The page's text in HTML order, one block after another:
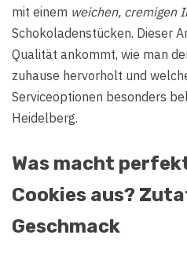
mit einem weichen, cremigen
Schokoladenstücken. Dieser
Qualität ankommt, wie man
zuhause hervorholt und
Serviceoptionen besonders
Heidelberg.
Was macht
Cookies aus?
Geschmack